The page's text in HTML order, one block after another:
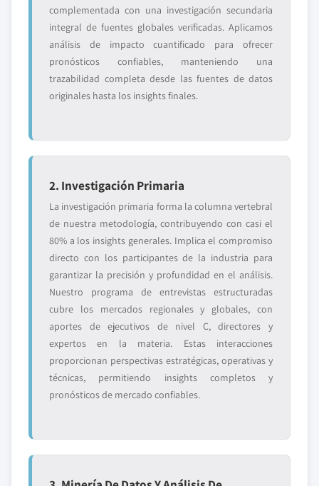
complementada con una investigación secundaria
integral de fuentes globales verificadas. Aplicamos
análisis de impacto cuantificado para ofrecer
pronósticos confiables, manteniendo una
trazabilidad completa desde las fuentes de datos
originales hasta los insights finales.
2. Investigación Primaria
La investigación primaria forma la columna vertebral
de nuestra metodología, contribuyendo con casi el
80% a los insights generales. Implica el compromiso
directo con los participantes de la industria para
garantizar la precisión y profundidad en el análisis.
Nuestro programa de entrevistas estructuradas
cubre los mercados regionales y globales, con
aportes de ejecutivos de nivel C, directores y
expertos en la materia. Estas interacciones
proporcionan perspectivas estratégicas, operativas y
técnicas, permitiendo insights completos y
pronósticos de mercado confiables.